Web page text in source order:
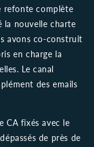
refonte complète
la nouvelle charte
avons co-construit
en charge la
Le canal
des emails
CA fixés avec le
de près de